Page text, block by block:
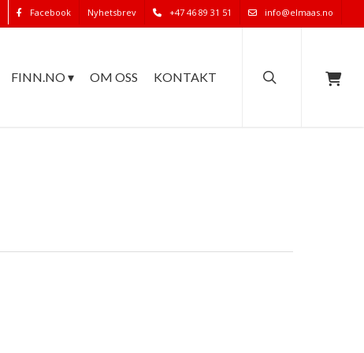
Facebook Nyhetsbrev +47 46 89 31 51 info@elmaas.no
FINN.NO ▾ OM OSS KONTAKT